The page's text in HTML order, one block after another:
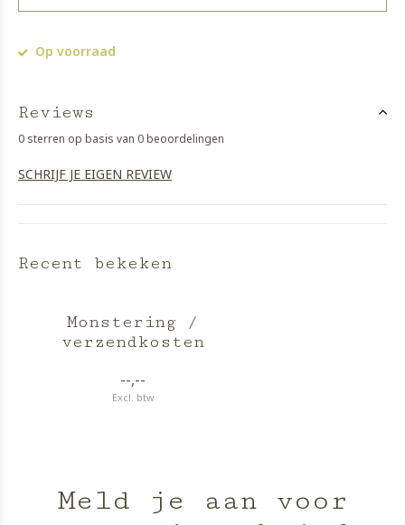
Op voorraad
Reviews
0 sterren op basis van 0 beoordelingen
SCHRIJF JE EIGEN REVIEW
Recent bekeken
Monstering /
verzendkosten
--,--
Excl. btw
Meld je aan voor